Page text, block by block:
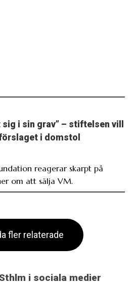
i sin grav” – stiftelsen vill
i domstol
reagerar skarpt på
om att sälja VM.
fler relaterade
i sociala medier